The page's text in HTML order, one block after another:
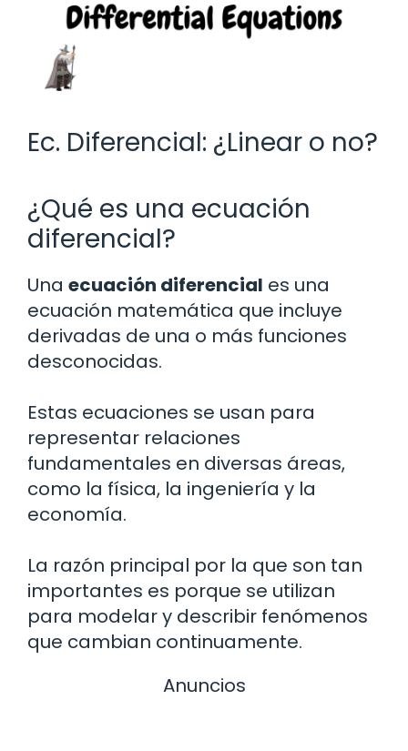
Ec. Diferencial: ¿Linear o no?
¿Qué es una ecuación
diferencial?
Una ecuación diferencial es una
ecuación matemática que incluye
derivadas de una o más funciones
desconocidas.
Estas ecuaciones se usan para
representar relaciones
fundamentales en diversas áreas,
como la física, la ingeniería y la
economía.
La razón principal por la que son tan
importantes es porque se utilizan
para modelar y describir fenómenos
que cambian continuamente.
Anuncios